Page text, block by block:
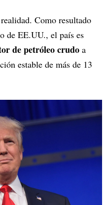
Como resultado
de EE.UU., el país es
de petróleo crudo a
estable de más de 13